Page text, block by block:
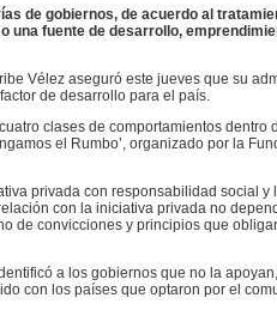
de gobiernos, de acuerdo al
una fuente de desarrollo,
Vélez aseguró este jueves que su
de desarrollo para el país.
clases de comportamientos dentro
el Rumbo’, organizado por la
privada con responsabilidad social y
con la iniciativa privada no
de convicciones y principios que
a los gobiernos que no la
con los países que optaron por el